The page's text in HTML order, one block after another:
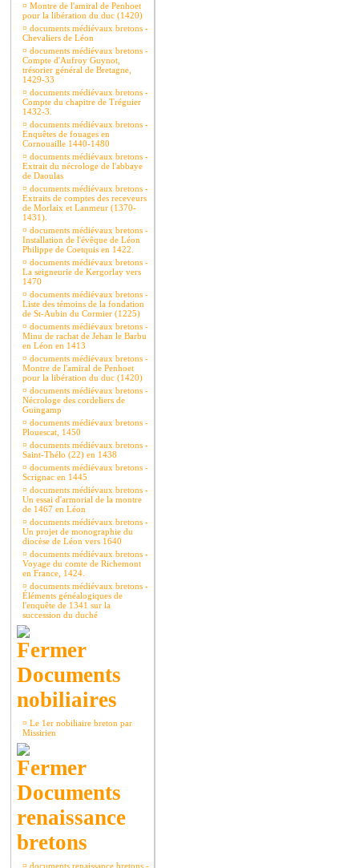
¤ Montre de l'amiral de Penhoet
pour la libération du duc (1420)
¤ documents médiévaux bretons -
Chevaliers de Léon
¤ documents médiévaux bretons -
Compte d'Aufroy Guynot,
trésorier général de Bretagne,
1429-33
¤ documents médiévaux bretons -
Compte du chapitre de Tréguier
1432-3.
¤ documents médiévaux bretons -
Enquêtes de fouages en
Cornouaille 1440-1480
¤ documents médiévaux bretons -
Extrait du nécrologe de l'abbaye
de Daoulas
¤ documents médiévaux bretons -
Extraits de comptes des receveurs
de Morlaix et Lanmeur (1370-
1431).
¤ documents médiévaux bretons -
Installation de l'évêque de Léon
Philippe de Coetquis en 1422.
¤ documents médiévaux bretons -
La seigneurie de Kergorlay vers
1470
¤ documents médiévaux bretons -
Liste des témoins de la fondation
de St-Aubin du Cormier (1225)
¤ documents médiévaux bretons -
Minu de rachat de Jehan le Barbu
en Léon en 1413
¤ documents médiévaux bretons -
Montre de l'amiral de Penhoet
pour la libération du duc (1420)
¤ documents médiévaux bretons -
Nécrologe des cordeliers de
Guingamp
¤ documents médiévaux bretons -
Plouescat, 1450
¤ documents médiévaux bretons -
Saint-Thélo (22) en 1438
¤ documents médiévaux bretons -
Scrignac en 1445
¤ documents médiévaux bretons -
Un essai d'armorial de la montre
de 1467 en Léon
¤ documents médiévaux bretons -
Un projet de monographie du
diocèse de Léon vers 1640
¤ documents médiévaux bretons -
Voyage du comte de Richemont
en France, 1424.
¤ documents médiévaux bretons -
Éléments généalogiques de
l'enquête de 1341 sur la
succession du duché
Documents
nobiliaires
¤ Le 1er nobiliaire breton par
Missirien
Documents
renaissance
bretons
¤ documents renaissance bretons -